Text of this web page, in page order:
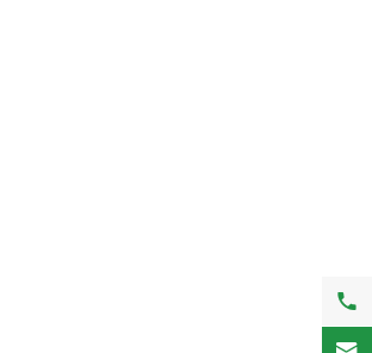
